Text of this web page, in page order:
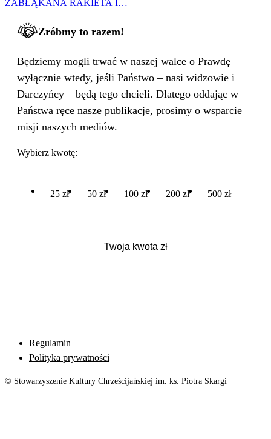
ZABŁĄKANA RAKIETA I
Zróbmy to razem!
Będziemy mogli trwać w naszej walce o Prawdę
wyłącznie wtedy, jeśli Państwo – nasi widzowie i
Darczyńcy – będą tego chcieli. Dlatego oddając w
Państwa ręce nasze publikacje, prosimy o wsparcie
misji naszych mediów.
Wybierz kwotę:
25 zł 50 zł 100 zł 200 zł 500 zł
Regulamin
Polityka prywatności
© Stowarzyszenie Kultury Chrześcijańskiej im. ks. Piotra Skargi